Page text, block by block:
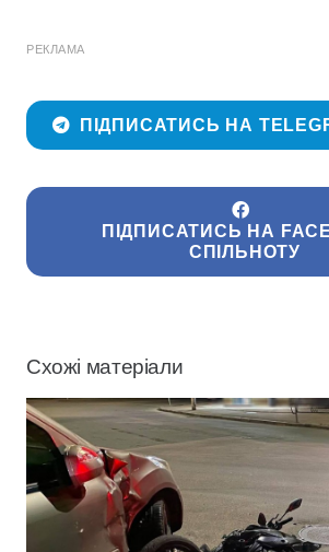
РЕКЛАМА
ПІДПИСАТИСЬ НА
ПІДПИСАТИСЬ НА
СПІЛЬНОТУ
Схожі матеріали